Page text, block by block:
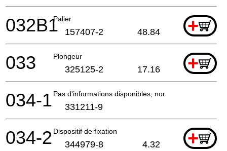
Palier +
032B1 157407-2 48.84
Plongeur +
033 325125-2 17.16
Pas d'informations disponibles, non commandable
034-1 331211-9
Dispositif de fixation +
034-2 344979-8 4.32